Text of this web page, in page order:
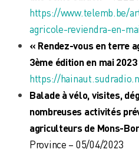
https://www.telemb.be/
agricole-reviendra-en-
« Rendez-vous en terre
3ème édition en mai 2023
https://
Balade à vélo, visites,
nombreuses activités
agriculteurs de Mons-
Province – 05/04/2023